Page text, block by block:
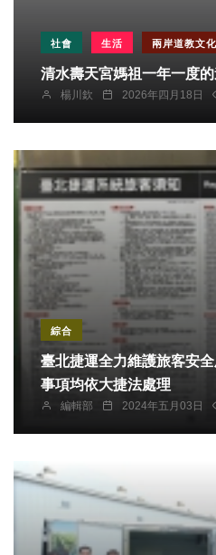
社會 生活 兩岸道教文
清水壽天宮媽祖一年一度
楊川欽 2026年四月18日
綜合
臺北捷運全力維護旅客安
事項均依大捷法處理
編輯部 2024年五月03日